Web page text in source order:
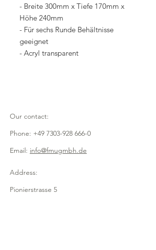
- Breite 300mm x Tiefe 170mm x
Höhe 240mm
- Für sechs Runde Behältnisse
geeignet
- Acryl transparent
Our contact:
Phone: +49 7303-928 666-0
Email: info@fmugmbh.de
Address:
Pionierstrasse 5